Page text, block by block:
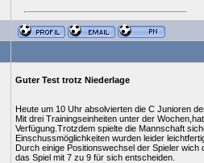
Guter Test trotz Niederlage
Heute um 10 Uhr absolvierten die C Junioren
Mit drei Trainingseinheiten unter der
Verfügung.Trotzdem spielte die Mannschaft
Einschussmöglichkeiten wurden leider
Durch einige Positionswechsel der Spieler
das Spiel mit 7 zu 9 für sich entscheiden.